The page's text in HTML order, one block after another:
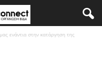
ενάντια στην κατάργηση της